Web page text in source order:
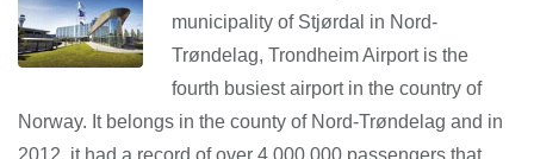
municipality of Stjørdal in Nord-
Trøndelag, Trondheim Airport is the
fourth busiest airport in the country of
Norway. It belongs in the county of Nord-Trøndelag and in
2012, it had a record of over 4,000,000 passengers that